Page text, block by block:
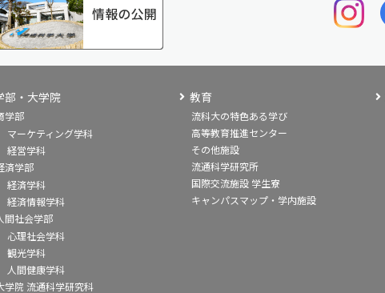
部・大学院
学部
マーケティング学科
経営学科
済学部
経済学科
経済情報学科
間社会学部
心理社会学科
観光学科
人間健康学科
学院 流通科学研究科
教育
流科大の特色ある学び
高等教育推進センター
その他施設
流通科学研究所
国際交流施設 学生寮
キャンパスマップ・学内施設